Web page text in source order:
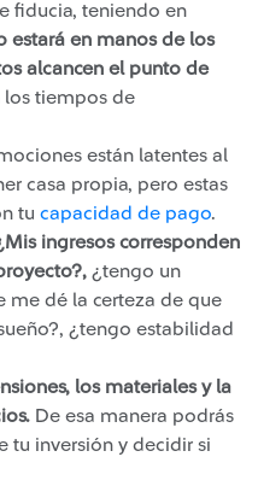
fiducia, teniendo en
estará en manos de los
alcancen el punto de
los tiempos de
están latentes al
casa propia, pero estas
tu capacidad de pago​.
ingresos corresponden
¿tengo un
dé la certeza de que
¿tengo estabilidad
los materiales y la
De esa manera podrás
tu inversión y decidir si